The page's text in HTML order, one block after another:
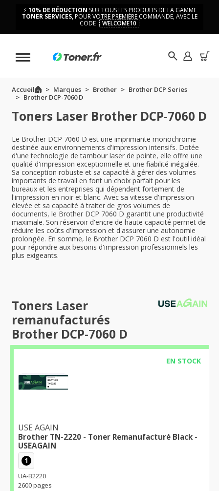
⚡ 10% DE RÉDUCTION SUR TOUS LES PRODUITS DE LA GAMME
TONER SERVICES,POUR VOTRE PREMIÈRE COMMANDE, AVEC LE
CODE
WELCOME10
Accueil Marques Brother
Brother DCP Series
Brother DCP-7060 D
Toners Laser Brother DCP-7060 D
Le Brother DCP 7060 D est une imprimante monochrome
destinée aux environnements d'impression intensifs. Dotée
d'une technologie de tambour laser de pointe, elle offre une
qualité d'impression exceptionnelle et une fiabilité inégalée.
Sa conception robuste et sa capacité à gérer des volumes
importants de travail en font un choix parfait pour les
bureaux et les entreprises qui dépendent fortement de
l'impression en noir et blanc. Avec sa vitesse d'impression
élevée et sa capacité à traiter de gros volumes de
documents, le Brother DCP 7060 D garantit une productivité
maximale. Son réservoir d'encre de haute capacité permet de
réduire les coûts d'impression et d'assurer une autonomie
prolongée. En somme, le Brother DCP 7060 D est l'outil idéal
pour répondre aux besoins d'impression professionnels les
plus exigeants.
Toners Laser
remanufacturés
Brother DCP-7060 D
EN STOCK
USE AGAIN
Brother TN-2220 - Toner Remanufacturé Black -
USEAGAIN
1
UA-B2220
2600 pages